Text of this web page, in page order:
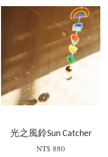
光之風鈴Sun Catcher
NT$ 880